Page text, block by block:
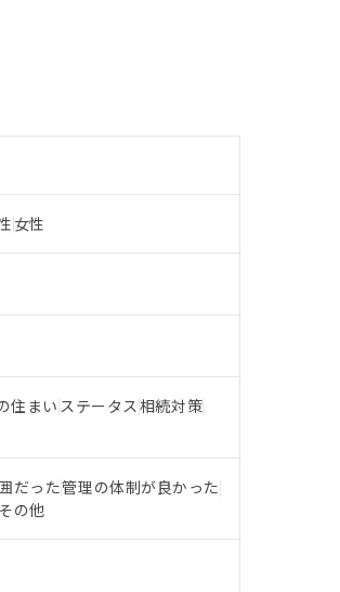
女性
住まい ステータス相続対策
だった管理の体制が良かった
その他